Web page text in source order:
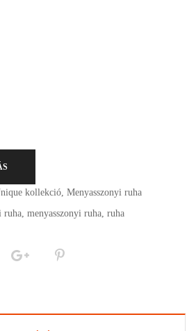
kollekció Menyasszonyi ruha
ruha menyasszonyi ruha ruha